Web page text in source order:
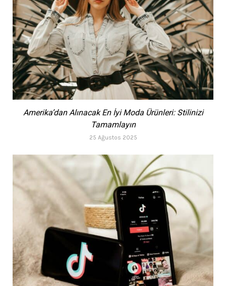
Amerika’dan Alınacak En İyi Moda Ürünleri: Stilinizi
Tamamlayın
25 Ağustos 2025